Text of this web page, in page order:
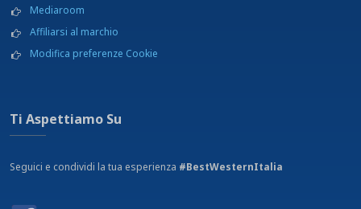
Mediaroom
Affiliarsi al marchio
Modifica preferenze Cookie
Ti Aspettiamo Su
Seguici e condividi la tua esperienza #BestWesternItalia